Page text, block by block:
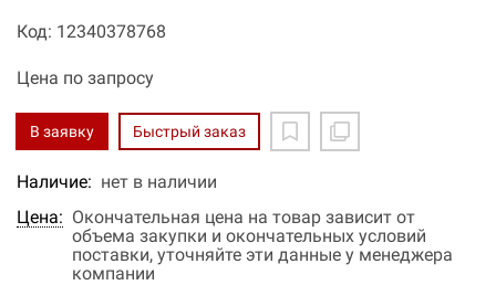
Код: 12340378768
Цена по запросу
В заявку Быстрый заказ
Наличие: нет в наличии
Цена: Окончательная цена на товар зависит от
объема закупки и окончательных условий
поставки, уточняйте эти данные у менеджера
компании